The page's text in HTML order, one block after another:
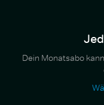
Dein Monatsabo